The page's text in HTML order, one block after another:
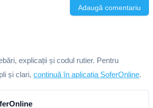
Adaugă comentariu
explicații și codul rutier. Pentru
și clari, continuă în aplicația SoferOnline.